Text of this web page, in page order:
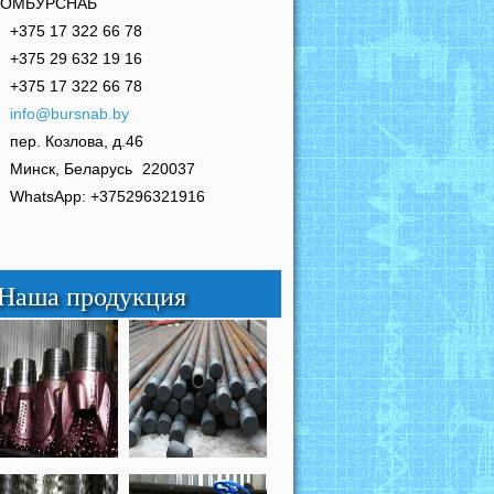
+375 17 322 66 78
+375 29 632 19 16
+375 17 322 66 78
info@bursnab.by
пер. Козлова, д.46
Минск, Беларусь 220037
WhatsApp: +375296321916
продукция